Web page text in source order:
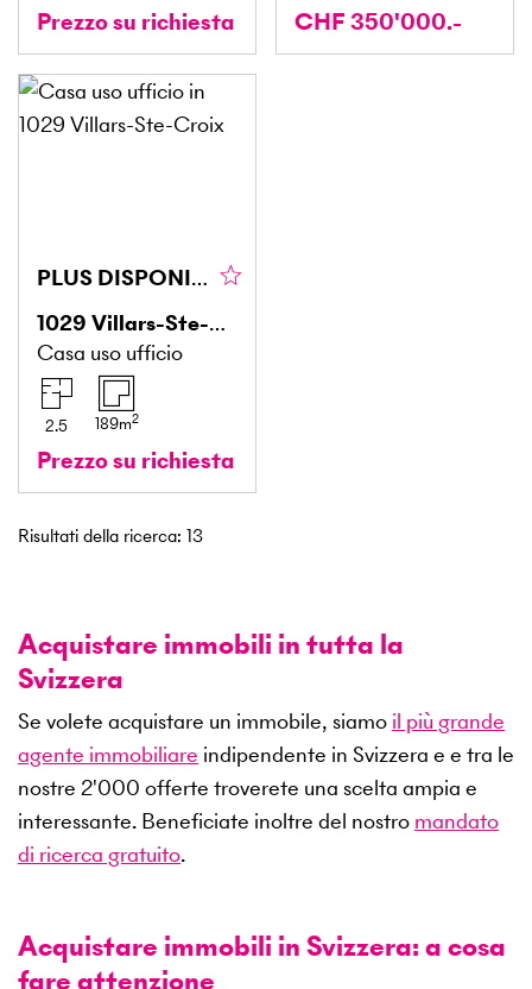
Prezzo su richiesta CHF 350'000.-
PLUS DISPONIBLE
1029 Villars-Ste-Croix
Casa uso ufficio
2.5 189m2
Prezzo su richiesta
Risultati della ricerca: 13
Acquistare immobili in tutta la
Svizzera
Se volete acquistare un immobile, siamo il più grande
agente immobiliare indipendente in Svizzera e e tra le
nostre 2'000 offerte troverete una scelta ampia e
interessante. Beneficiate inoltre del nostro mandato
di ricerca gratuito.
Acquistare immobili in Svizzera: a cosa
fare attenzione